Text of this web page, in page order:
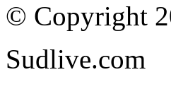
© Copyright
Sudlive.com